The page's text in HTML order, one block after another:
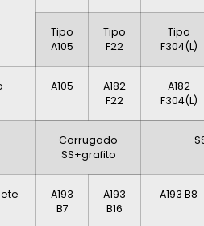
Tipo
A105
Tipo
F22
Tipo
F304(L)
A105
A182
F22
A182
F304(L)
Corrugado
SS+grafito
A193
B7
A193
B16
A193 B8